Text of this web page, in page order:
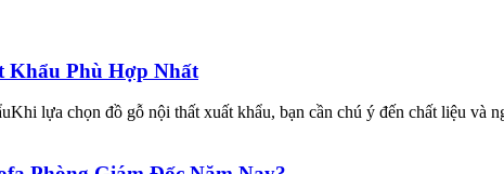
Khẩu Phù Hợp Nhất
lựa chọn đồ gỗ nội thất xuất khẩu, bạn cần chú ý đến chất liệu và